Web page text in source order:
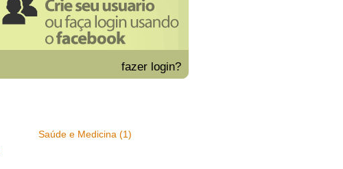
fazer login?
Saúde e Medicina (1)